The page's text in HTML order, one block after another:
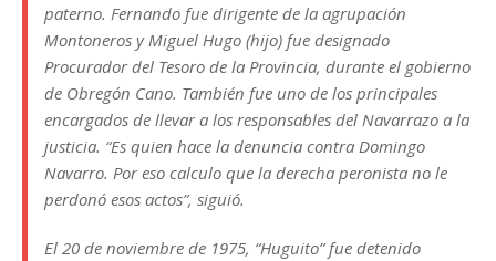
paterno. Fernando fue dirigente de la agrupación
Montoneros y Miguel Hugo (hijo) fue designado
Procurador del Tesoro de la Provincia, durante el gobierno
de Obregón Cano. También fue uno de los principales
encargados de llevar a los responsables del Navarrazo a la
justicia. “Es quien hace la denuncia contra Domingo
Navarro. Por eso calculo que la derecha peronista no le
perdonó esos actos”, siguió.
El 20 de noviembre de 1975, “Huguito” fue detenido